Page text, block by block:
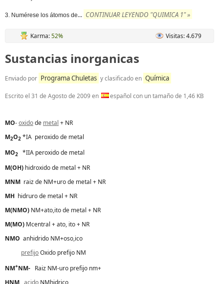
3. Numérese los átomos de... CONTINUAR LEYENDO "QUIMICA 1" »
Karma:52% Visitas: 4.679
Sustancias inorganicas
Enviado por Programa Chuletas y clasificado en Química
Escrito el 31 de Agosto de 2009en español con un tamaño de 1,46 KB
MO-oxidode metal + NR
M2O2 *IA peroxido de metal
MO2
*IIA peroxido de metal
M(OH) hidroxido de metal + NR
MNM raiz de NM+uro de metal + NR
MH hidruro de metal + NR
M(NMO) NM+ato,ito de metal + NR
M(MO) Mcentral + ato, ito + NR
NMO anhidrido NM+oso,ico
prefijoOxido prefijo NM
NM+NM- Raiz NM-uro prefijo nm+
HNM acido NMhidrico